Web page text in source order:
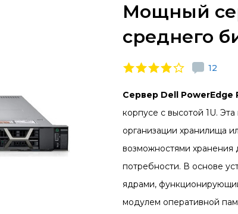
Мощный
среднего
12
Сервер Dell PowerEdge
корпусе с высотой 1U.
организации хранилища
возможностями хранения
потребности. В основе
ядрами,
модулем оперативной